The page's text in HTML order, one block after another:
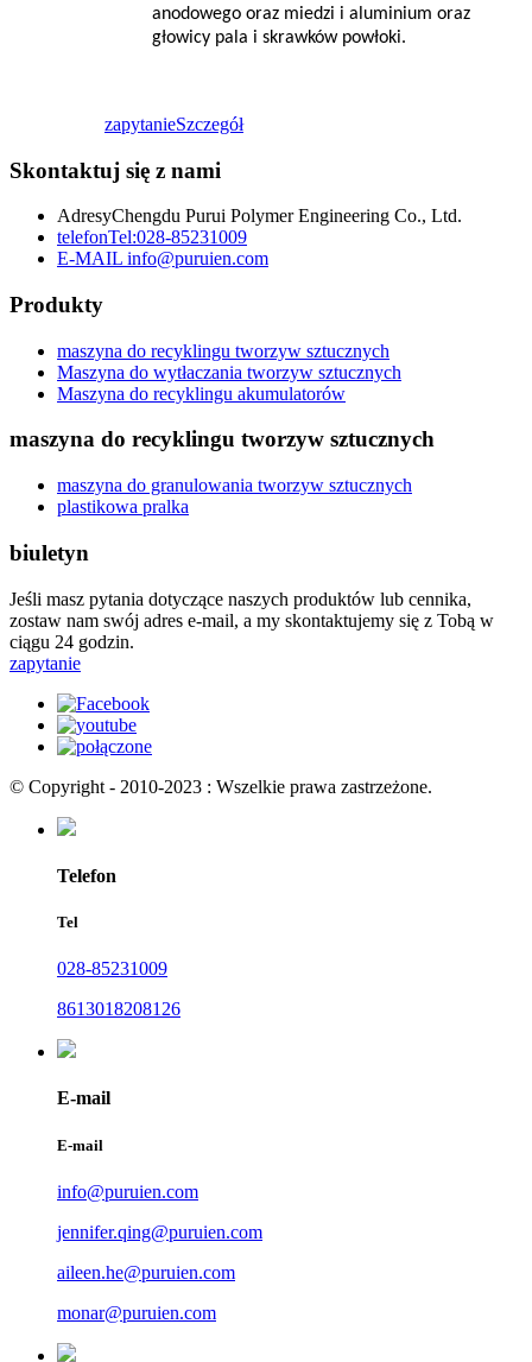
anodowego oraz miedzi i aluminium oraz
głowicy pala i skrawków powłoki.
zapytanieSzczegół
Skontaktuj się z nami
AdresyChengdu Purui Polymer Engineering Co., Ltd.
telefonTel:028-85231009
E-MAIL info@puruien.com
Produkty
maszyna do recyklingu tworzyw sztucznych
Maszyna do wytłaczania tworzyw sztucznych
Maszyna do recyklingu akumulatorów
maszyna do recyklingu tworzyw sztucznych
maszyna do granulowania tworzyw sztucznych
plastikowa pralka
biuletyn
Jeśli masz pytania dotyczące naszych produktów lub cennika,
zostaw nam swój adres e-mail, a my skontaktujemy się z Tobą w
ciągu 24 godzin.
zapytanie
© Copyright - 2010-2023 : Wszelkie prawa zastrzeżone.
Telefon
Tel
028-85231009
8613018208126
E-mail
E-mail
info@puruien.com
jennifer.qing@puruien.com
aileen.he@puruien.com
monar@puruien.com